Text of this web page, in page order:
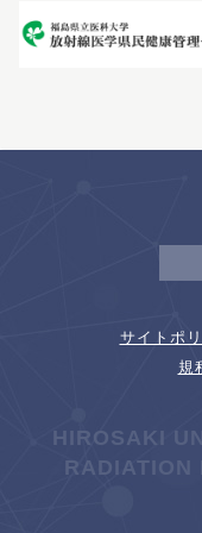
サイトポ
規
HIROSAKI
RADIATION